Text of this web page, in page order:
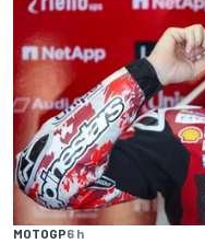
MOTOGP6 h